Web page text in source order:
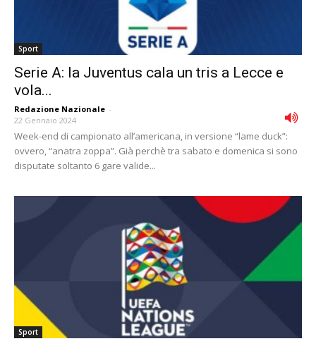
Sport
Serie A: la Juventus cala un tris a Lecce e
vola...
Redazione Nazionale -
22 Gennaio 2024
Week-end di campionato all’americana, in versione “lame duck”:
ovvero, “anatra zoppa”. Già perchè tra sabato e domenica si sono
disputate soltanto 6 gare valide...
Sport